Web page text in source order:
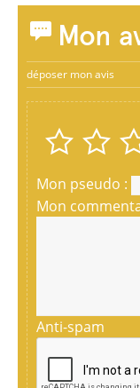
Mon
déposer mon avis
Mon pseudo :
Mon
Anti-spam